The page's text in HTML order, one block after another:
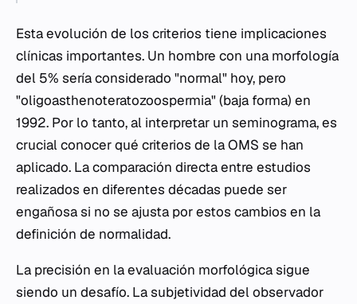
Esta evolución de los criterios tiene implicaciones
clínicas importantes. Un hombre con una morfología
del 5% sería considerado "normal" hoy, pero
"oligoasthenoteratozoospermia" (baja forma) en
1992. Por lo tanto, al interpretar un seminograma, es
crucial conocer qué criterios de la OMS se han
aplicado. La comparación directa entre estudios
realizados en diferentes décadas puede ser
engañosa si no se ajusta por estos cambios en la
definición de normalidad.
La precisión en la evaluación morfológica sigue
siendo un desafío. La subjetividad del observador